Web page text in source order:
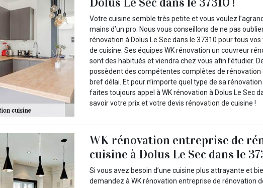
Votre cuisine semble très petite et vous voulez
mains d’un pro. Nous vous conseillons de ne pas
rénovation à Dolus Le Sec dans le 37310 pour tous
de cuisine. Ses équipes WK rénovation un couvreur
sont des habitués et viendra chez vous afin l’étudier.
possèdent des compétentes complètes de rénovation
bref délai. Et pour n’importe quel type de sa
faites toujours appel à WK rénovation à Dolus Le Sec
savoir votre prix et votre devis rénovation de cuisine !
WK rénovation entreprise de
cuisine à Dolus Le Sec dans le
Si vous avez besoin d’une cuisine plus attrayante et
demandez à WK rénovation entreprise de rénovation